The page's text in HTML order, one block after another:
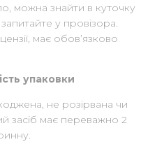
можна знайти в куточку
у провізора.
має обов’язково
упаковки
не розірвана чи
засіб має переважно 2